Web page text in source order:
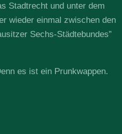
Stadtrecht und unter dem
wieder einmal zwischen den
Sechs-Städtebundes”
es ist ein Prunkwappen.